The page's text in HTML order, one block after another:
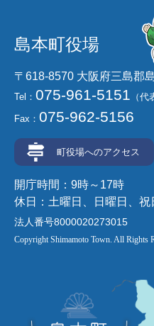
島本町役場
〒618-8570 大阪府三島郡
Tel： 075-961-5151 （代
Fax： 075-962-5156
町役場へのアクセス
開庁時間：9時～17時
休日：土曜日、日曜日、
法人番号8000020273015
Copyright Shimamoto Town. All Rights